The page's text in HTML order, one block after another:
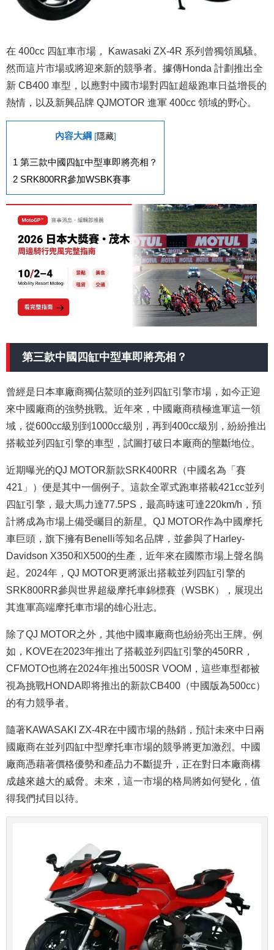
在 400cc 四缸車市場， Kawasaki ZX-4R 系列曾獨領風騷。
然而這片市場或將迎來新的競爭者。據傳Honda 計劃推出全
新 CB400 車型，以應對中國市場對四缸超級跑車日益增長的
熱情，以及新興品牌 QJMOTOR 進軍 400cc 領域的野心。
內容大綱 [隱藏]
1 第三款中國四缸中型車即將亮相？
2 SRK800RR參加WSBK賽事
第三款中國四缸中型車即將亮相？
曾經是日本車廠商獨佔鰲頭的並列四缸引擎市場，如今正迎
來中國廠商的強勢挑戰。近年來，中國廠商積極進軍這一領
域，從600cc級別到1000cc級別，再到400cc級別，紛紛推出
搭載並列四缸引擎的車型，試圖打破日本廠商的壟斷地位。
近期曝光的QJ MOTOR新款SRK400RR（中國名為「賽
421」）便是其中一個例子。這款全罩式跑車搭載421cc並列
四缸引擎，最大馬力達77.5PS，最高時速可達220km/h，預
計將成為市場上備受矚目的新星。QJ MOTOR作為中國摩托
車巨頭，旗下擁有Benelli等知名品牌，並參與了Harley-
Davidson X350和X500的生產，近年來在國際市場上聲名鵲
起。2024年，QJ MOTOR更將派出搭載並列四缸引擎的
SRK800RR參與世界超級摩托車錦標賽（WSBK），展現出
其進軍高端摩托車市場的雄心壯志。
除了QJ MOTOR之外，其他中國車廠商也紛紛亮出王牌。例
如，KOVE在2023年推出了搭載並列四缸引擎的450RR，
CFMOTO也將在2024年推出500SR VOOM，這些車型都被
視為挑戰HONDA即将推出的新款CB400（中國版為500cc）
的有力競爭者。
隨著KAWASAKI ZX-4R在中國市場的熱銷，預計未來中日兩
國廠商在並列四缸中型摩托車市場的競爭將更加激烈。中國
廠商憑藉著價格優勢和產品力不斷提升，正在對日本廠商構
成越來越大的威脅。未來，這一市場的格局將如何變化，值
得我們拭目以待。